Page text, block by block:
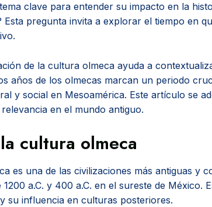
clave para entender su impacto en la
Esta pregunta invita a explorar el tiempo en
de la cultura olmeca ayuda a
años de los olmecas marcan un periodo
y social en Mesoamérica. Este artículo se
en el mundo antiguo.
cultura olmeca
es una de las civilizaciones más antiguas y
a.C. y 400 a.C. en el sureste de México.
su influencia en culturas posteriores.